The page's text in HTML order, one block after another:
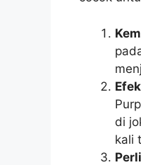
di
kali